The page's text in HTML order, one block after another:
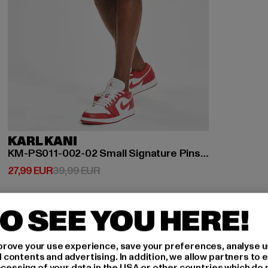
KARL KANI
KM-PS011-002-02 Small Signature Pinstripe Mesh Shorts
27,99 EUR
Derzeitiger Preis: 27,99 EUR
39,99 EURAktionspreis: 39,99 EUR
-32%
SEE YOU HERE!
your use experience, save your preferences, analyse
and advertising. In addition, we allow partners to